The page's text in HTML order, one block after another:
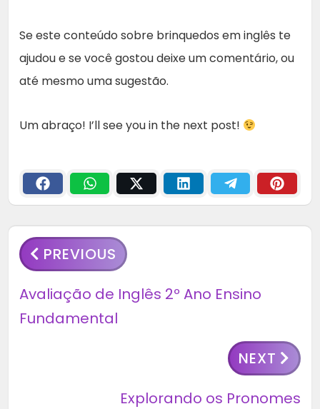
Se este conteúdo sobre brinquedos em inglês te
ajudou e se você gostou deixe um comentário, ou
até mesmo uma sugestão.
Um abraço! I’ll see you in the next post!
PREVIOUS
Avaliação de Inglês 2º Ano Ensino
Fundamental
NEXT
Explorando os Pronomes